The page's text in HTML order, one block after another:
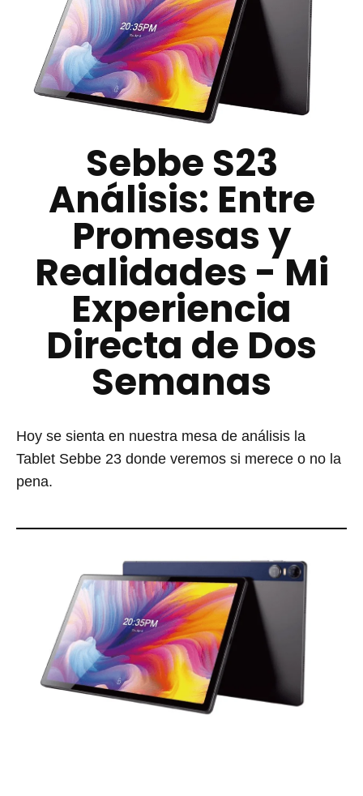
Sebbe S23
Análisis: Entre
Promesas y
Realidades - Mi
Experiencia
Directa de Dos
Semanas
Hoy se sienta en nuestra mesa de análisis la
Tablet Sebbe 23 donde veremos si merece o no la
pena.